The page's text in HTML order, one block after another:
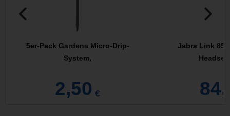
5er-Pack Gardena Micro-Drip-
System,
2,50 €
Jabra Link